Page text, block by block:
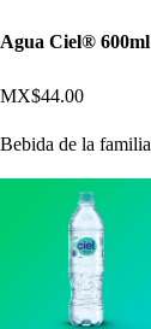
Agua Ciel® 600ml
MX$44.00
Bebida de la